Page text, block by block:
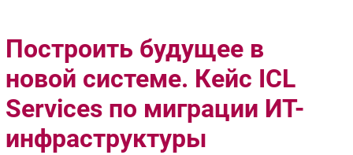
Импорто­замещение
Автоматизация Промышленности
Интернет
Фиксированная связь
Построить будущее в
новой системе. Кейс ICL
Services по миграции ИТ-
инфраструктуры